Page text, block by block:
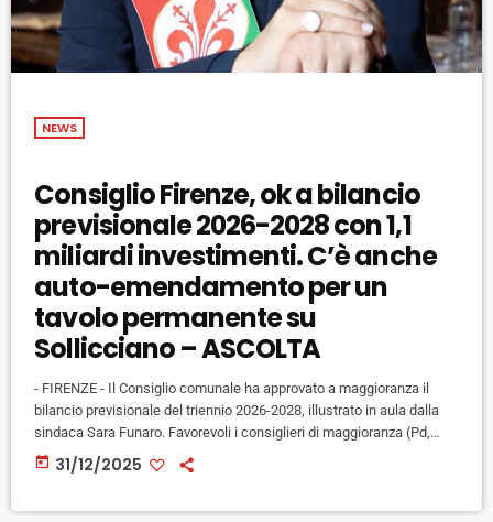
NEWS
Consiglio Firenze, ok a bilancio
previsionale 2026-2028 con 1,1
miliardi investimenti. C’è anche
auto-emendamento per un
tavolo permanente su
Sollicciano – ASCOLTA
- FIRENZE - Il Consiglio comunale ha approvato a maggioranza il
bilancio previsionale del triennio 2026-2028, illustrato in aula dalla
sindaca Sara Funaro. Favorevoli i consiglieri di maggioranza (Pd,
Avs-Ecolò), contrari i consiglieri della minoranza, dal centrodestra a
Spc, da Fd a Iv. "Noi andiamo a proporre l'approvazione di un bilancio
today 31/12/2025